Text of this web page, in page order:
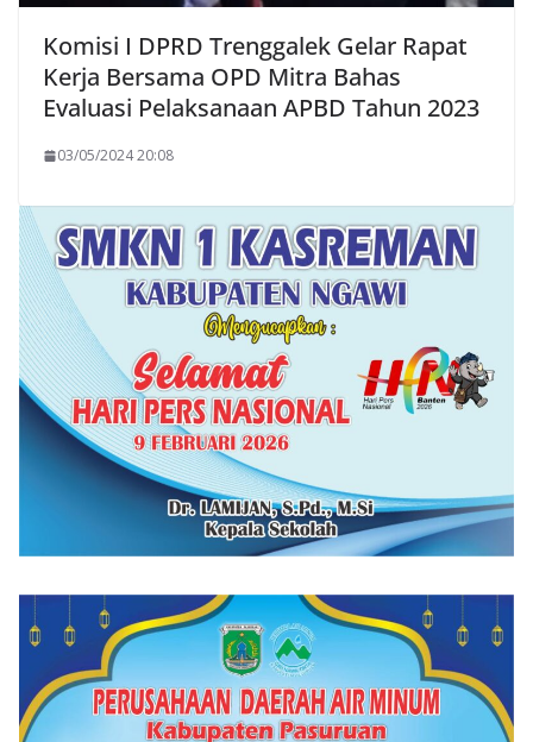
Komisi I DPRD Trenggalek Gelar Rapat
Kerja Bersama OPD Mitra Bahas
Evaluasi Pelaksanaan APBD Tahun 2023
03/05/2024 20:08